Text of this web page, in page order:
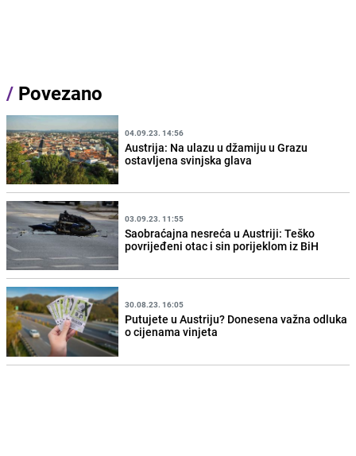
/ Povezano
04.09.23. 14:56
Austrija: Na ulazu u džamiju u Grazu
ostavljena svinjska glava
03.09.23. 11:55
Saobraćajna nesreća u Austriji: Teško
povrijeđeni otac i sin porijeklom iz BiH
30.08.23. 16:05
Putujete u Austriju? Donesena važna odluka
o cijenama vinjeta